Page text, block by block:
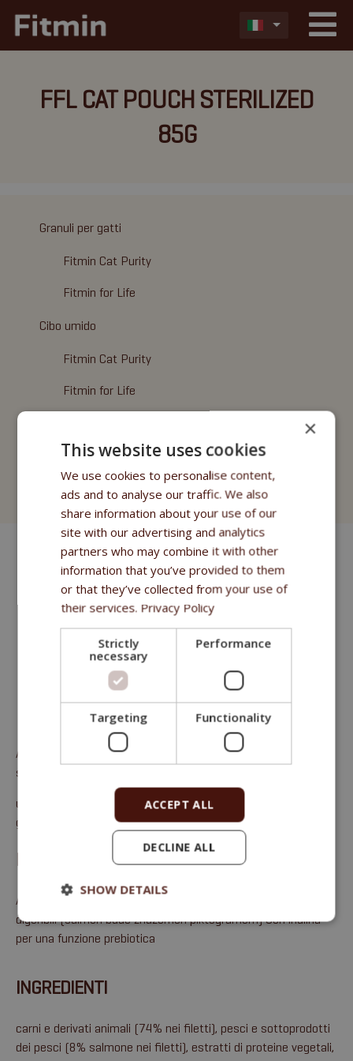
FFL CAT POUCH STERILIZED
85G
Granuli per gatti
Fitmin Cat Purity
Fitmin for Life
Cibo umido
Fitmin Cat Purity
Fitmin for Life
Fitmin Cat Purity
Litter Lettiera per Gatti
Alimento completo per gatti sterili – filetti con salmone in
salsa.
umidità 82%, proteine 9%, contenuto di grassi 3%, ceneri
grezze 1,9%, fibre grezze 1%.
BENEFICI
Aiuta a mantenere il peso ideale ingredienti altamente
digeribili (salmon bude znázorněn piktogramem) Con inulina
per una funzione prebiotica
INGREDIENTI
carni e derivati animali (74% nei filetti), pesci e sottoprodotti
dei pesci (8% salmone nei filetti), estratti di proteine vegetali,
×
This website uses cookies
We use cookies to personalise content,
ads and to analyse our traffic. We also
share information about your use of our
site with our advertising and analytics
partners who may combine it with other
information that you’ve provided to them
or that they’ve collected from your use of
their services. Privacy Policy
Strictly
necessary
Performance
Targeting Functionality
ACCEPT ALL
DECLINE ALL
SHOW DETAILS